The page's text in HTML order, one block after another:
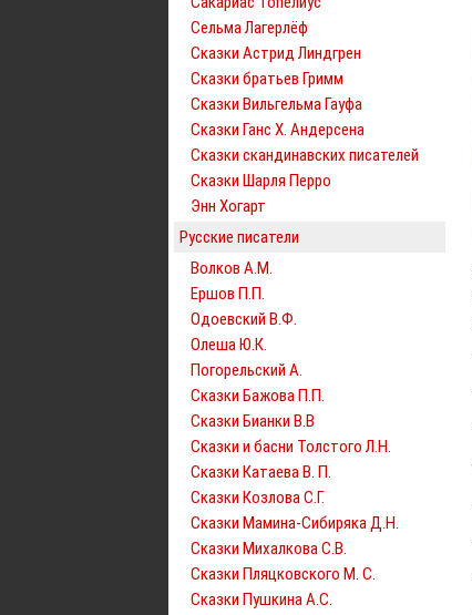
Сельма Лагерлёф
Сказки Астрид Линдгрен
Сказки братьев Гримм
Сказки Вильгельма Гауфа
Сказки Ганс Х. Андерсена
Сказки скандинавских писателей
Сказки Шарля Перро
Энн Хогарт
Русские писатели
Волков А.М.
Ершов П.П.
Одоевский В.Ф.
Олеша Ю.К.
Погорельский А.
Сказки Бажова П.П.
Сказки Бианки В.В
Сказки и басни Толстого Л.Н.
Сказки Катаева В. П.
Сказки Козлова С.Г.
Сказки Мамина-Сибиряка Д.Н.
Сказки Михалкова С.В.
Сказки Пляцковского М. С.
Сказки Пушкина А.С.